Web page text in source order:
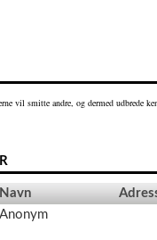
vil smitte andre, og dermed udbrede
Navn
Anonym